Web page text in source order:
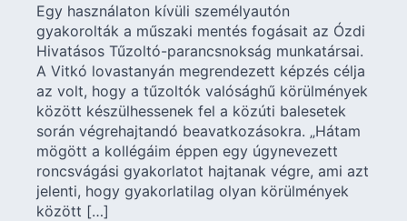
Egy használaton kívüli személyautón
gyakorolták a műszaki mentés fogásait az Ózdi
Hivatásos Tűzoltó-parancsnokság munkatársai.
A Vitkó lovastanyán megrendezett képzés célja
az volt, hogy a tűzoltók valósághű körülmények
között készülhessenek fel a közúti balesetek
során végrehajtandó beavatkozásokra. „Hátam
mögött a kollégáim éppen egy úgynevezett
roncsvágási gyakorlatot hajtanak végre, ami azt
jelenti, hogy gyakorlatilag olyan körülmények
között […]